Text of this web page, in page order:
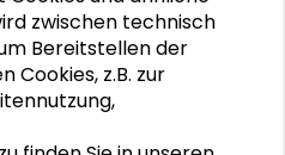
11. Kongress der
Netzwerkforschung in
Stiftung in Darmstadt
zwischen technisch
Bereitstellen der
Cookies, z.B. zur